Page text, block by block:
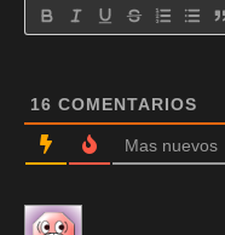
16 COMENTARIOS
Mas nuevos